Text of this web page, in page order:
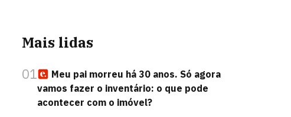
Mais lidas
01
Meu pai morreu há 30 anos. Só agora
vamos fazer o inventário: o que pode
acontecer com o imóvel?